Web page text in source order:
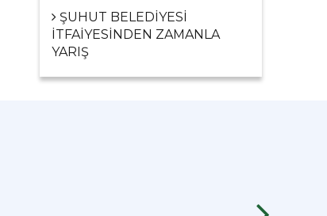
ŞUHUT BELEDİYESİ
İTFAİYESİNDEN ZAMANLA
YARIŞ